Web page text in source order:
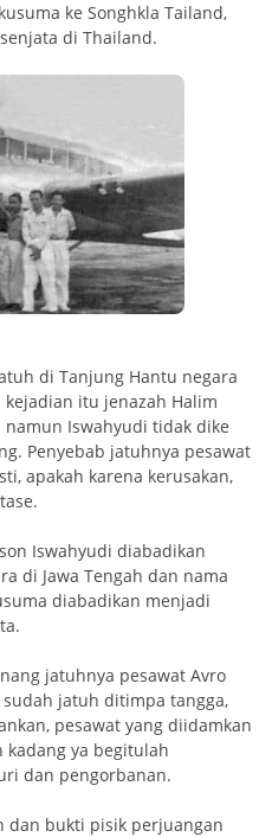
ke Songhkla Tailand,
di Thailand.
di Tanjung Hantu negara
kejadian itu jenazah Halim
Iswahyudi tidak dike
Penyebab jatuhnya pesawat
apakah karena kerusakan,
Iswahyudi diabadikan
di Jawa Tengah dan nama
diabadikan menjadi
jatuhnya pesawat Avro
jatuh ditimpa tangga,
pesawat yang diidamkan
ya begitulah
dan pengorbanan.
dan bukti pisik perjuangan